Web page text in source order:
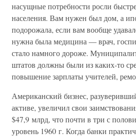
насущные потребности росли
населения. Вам нужен был дом, а
подорожала, если вам вообще
нужна была медицина — врач,
стало намного дороже.
штатов должны были из каких-то
повышение зарплаты учителей,
Американский бизнес,
активе, увеличил свои
$47,9 млрд, что почти в три с
уровень 1960 г. Когда банки